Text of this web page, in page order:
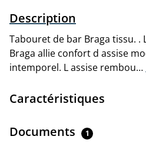
Description
Tabouret de bar Braga tissu. .
Braga allie confort d assise
intemporel. L assise rembou…
Caractéristiques
Documents 1